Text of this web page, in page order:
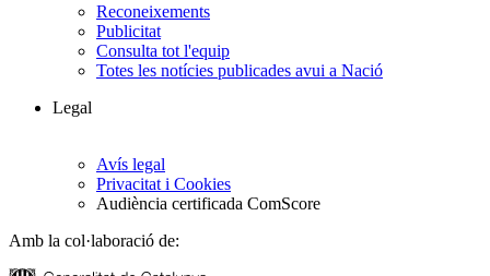
Reconeixements
Publicitat
Consulta tot l'equip
Totes les notícies publicades avui a Nació
Legal
Avís legal
Privacitat i Cookies
Audiència certificada ComScore
Amb la col·laboració de: